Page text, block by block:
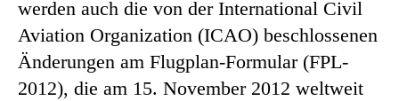
werden auch die von der International Civil
Aviation Organization (ICAO) beschlossenen
Änderungen am Flugplan-Formular (FPL-
2012), die am 15. November 2012 weltweit